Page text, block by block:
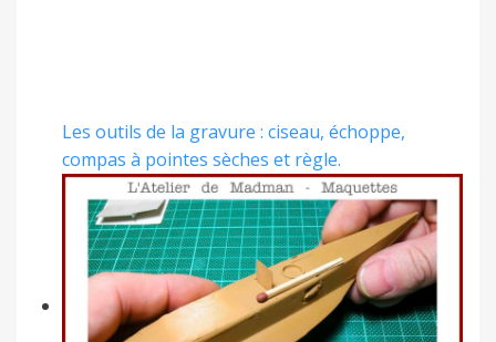
Les outils de la gravure : ciseau, échoppe,
compas à pointes sèches et règle.